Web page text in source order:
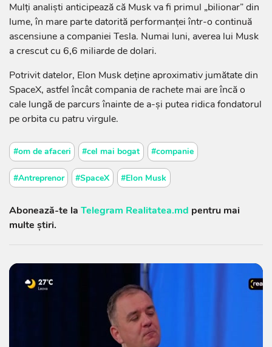
Mulţi analişti anticipează că Musk va fi primul „bilionar” din
lume, în mare parte datorită performanţei într-o continuă
ascensiune a companiei Tesla. Numai luni, averea lui Musk
a crescut cu 6,6 miliarde de dolari.
Potrivit datelor, Elon Musk deţine aproximativ jumătate din
SpaceX, astfel încât compania de rachete mai are încă o
cale lungă de parcurs înainte de a-şi putea ridica fondatorul
pe orbita cu patru virgule.
#om de afaceri #cel mai bogat #companie
#Antreprenor #SpaceX #Elon Musk
Abonează-te la Telegram Realitatea.md pentru mai
multe știri.